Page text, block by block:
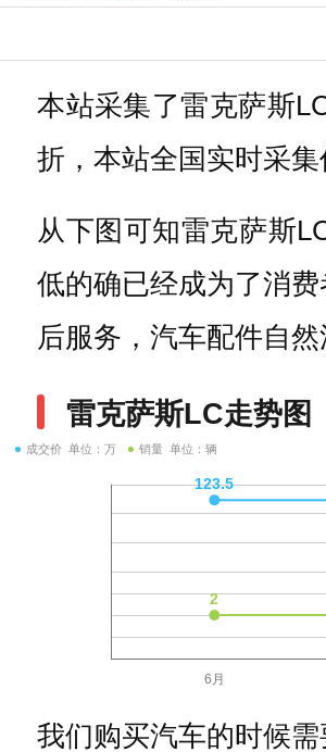
本站采集了雷克萨斯
折，本站全国实时采
从下图可知雷克萨斯
低的确已经成为了消
后服务，汽车配件自然
雷克萨斯LC走势图
成交价 单位：万 销量 单位：辆
我们购买汽车的时候